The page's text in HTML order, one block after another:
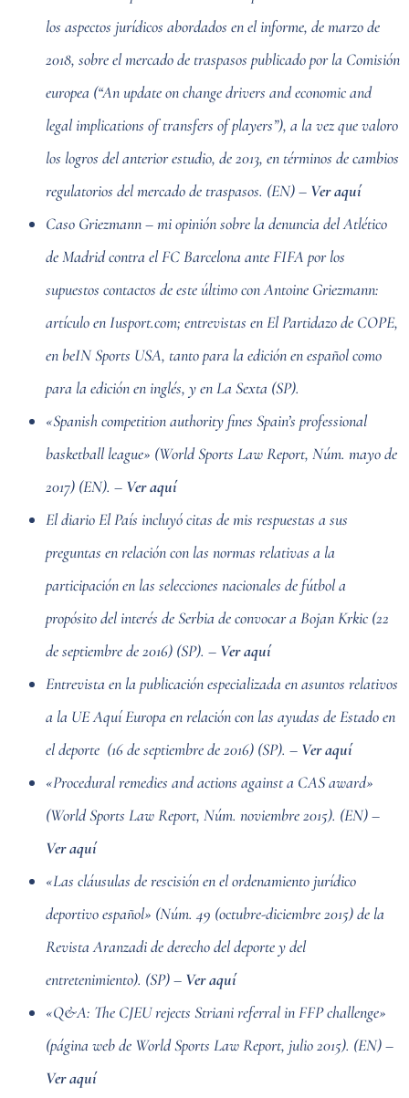
los aspectos jurídicos abordados en el informe, de marzo de
2018, sobre el mercado de traspasos publicado por la Comisión
europea (“An update on change drivers and economic and
legal implications of transfers of players”), a la vez que valoro
los logros del anterior estudio, de 2013, en términos de cambios
regulatorios del mercado de traspasos. (EN) – Ver aquí
Caso Griezmann – mi opinión sobre la denuncia del Atlético
de Madrid contra el FC Barcelona ante FIFA por los
supuestos contactos de este último con Antoine Griezmann:
artículo en Iusport.com; entrevistas en El Partidazo de COPE,
en beIN Sports USA, tanto para la edición en español como
para la edición en inglés, y en La Sexta (SP).
«Spanish competition authority fines Spain’s professional
basketball league» (World Sports Law Report, Núm. mayo de
2017) (EN). – Ver aquí
El diario El País incluyó citas de mis respuestas a sus
preguntas en relación con las normas relativas a la
participación en las selecciones nacionales de fútbol a
propósito del interés de Serbia de convocar a Bojan Krkic (22
de septiembre de 2016) (SP). – Ver aquí
Entrevista en la publicación especializada en asuntos relativos
a la UE Aquí Europa en relación con las ayudas de Estado en
el deporte (16 de septiembre de 2016) (SP). – Ver aquí
«Procedural remedies and actions against a CAS award»
(World Sports Law Report, Núm. noviembre 2015). (EN) –
Ver aquí
«Las cláusulas de rescisión en el ordenamiento jurídico
deportivo español» (Núm. 49 (octubre-diciembre 2015) de la
Revista Aranzadi de derecho del deporte y del
entretenimiento). (SP) – Ver aquí
«Q&A: The CJEU rejects Striani referral in FFP challenge»
(página web de World Sports Law Report, julio 2015). (EN) –
Ver aquí